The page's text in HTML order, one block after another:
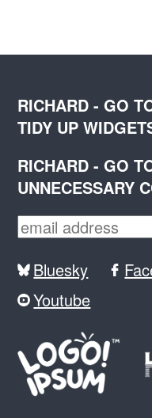
RICHARD - GO
TIDY UP
RICHARD - GO
UNNECESSARY
Bluesky
Youtube